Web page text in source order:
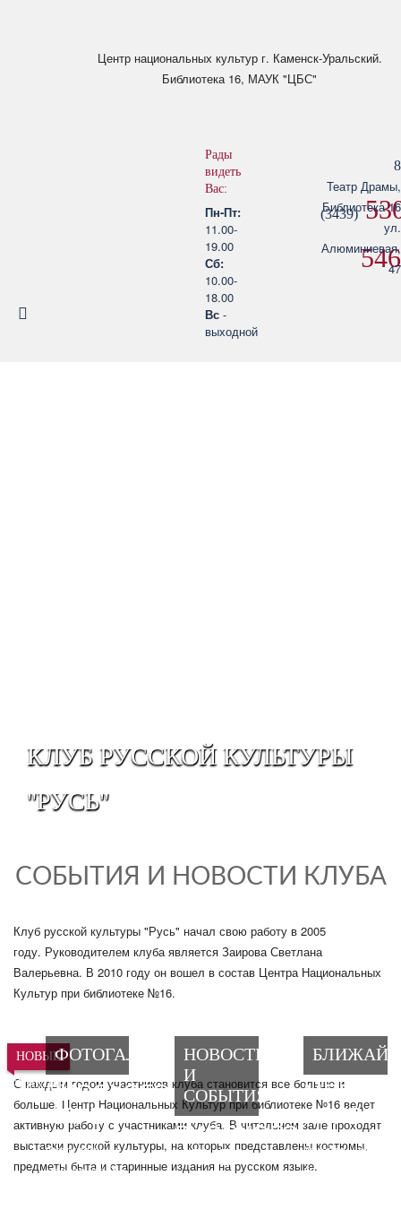
Центр национальных культург. Каменск-Уральский.
Библиотека 16, МАУК "ЦБС"
Рады
видеть
Вас:
Пн-Пт:
11.00-
19.00
Сб:
10.00-
18.00
Вс -
выходной
8
(3439)
546
Театр Драмы,
Библиотека 16
ул.
Алюминиевая,
47
КЛУБ РУССКОЙ КУЛЬТУРЫ
"РУСЬ"
СОБЫТИЯ И НОВОСТИ КЛУБА
Клуб русской культуры "Русь" начал свою работу в 2005
году. Руководителем клуба является Заирова Светлана
Валерьевна. В 2010 году он вошел в состав Центра Национальных
Культур при библиотеке №16.
НОВЫЕ
ФУНКЦИИ
ФОТОГАЛЕРЕЯ
РУССКОГО
КЛУБА
Фотографии с
мероприятий и
НОВОСТИ
И
СОБЫТИЯ
РУССКОГО
КЛУБА
КЛУБА
Узнайте, когда
будет
С каждым годом участников клуба становится все больше и
больше. Центр Национальных Культур при библиотеке №16 ведет
активную работу с участниками клуба. В читальном зале проходят
выставки русской культуры, на которых представлены костюмы,
предметы быта и старинные издания на русском языке.